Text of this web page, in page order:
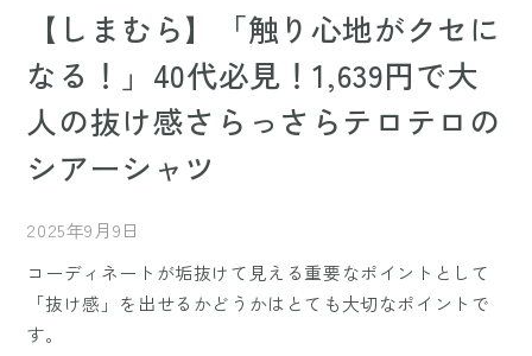
【しまむら】「触り心地がクセに
なる！」40代必見！1,639円で大
人の抜け感さらっさらテロテロの
シアーシャツ
2025年9月9日
コーディネートが垢抜けて見える重要なポイントとして
「抜け感」を出せるかどうかはとても大切なポイントで
す。